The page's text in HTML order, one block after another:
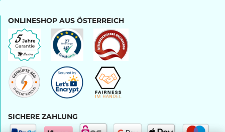
ONLINESHOP AUS ÖSTERREICH
SICHERE ZAHLUNG